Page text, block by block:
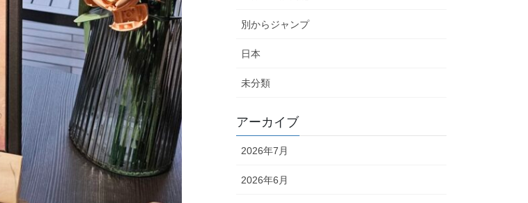
別からジャンプ
日本
未分類
アーカイブ
2026年7月
2026年6月